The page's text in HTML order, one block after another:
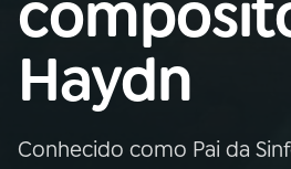
02 A RÁDIO
03 PROGRAMAÇÃO
04PROGRAMAS
Haydn
Conhecido como Pai da